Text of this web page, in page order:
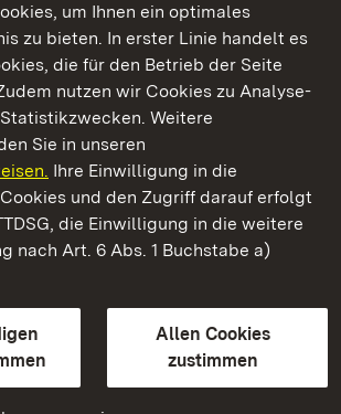
um Ihnen ein optimales
zu bieten. In erster Linie handelt es
die für den Betrieb der Seite
nutzen wir Cookies zu Analyse-
Weitere
Sie in unseren
Ihre Einwilligung in die
und den Zugriff darauf erfolgt
die Einwilligung in die weitere
nach Art. 6 Abs. 1 Buchstabe a)
Allen Cookies
zustimmen
Genießen.
und Gärten Baden-Württemberg
Leichte Sprache
Seiten)